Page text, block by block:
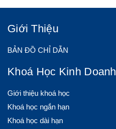
Giới Thiệu
BẢN ĐỒ CHỈ DẪN
Khoá Học Kinh Doanh
Giới thiệu khoá học
Khoá học ngắn hạn
Khoá học dài hạn